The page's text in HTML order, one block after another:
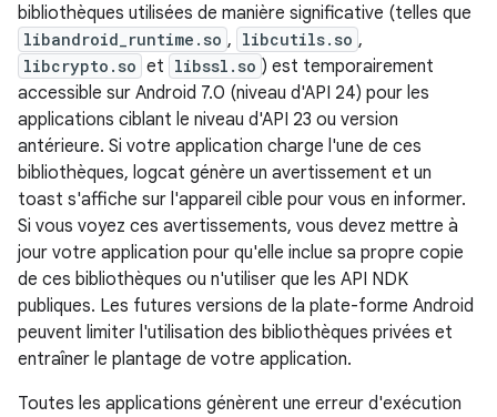
bibliothèques utilisées de manière significative (telles que
libandroid_runtime.so , libcutils.so ,
libcrypto.so et libssl.so ) est temporairement
accessible sur Android 7.0 (niveau d'API 24) pour les
applications ciblant le niveau d'API 23 ou version
antérieure. Si votre application charge l'une de ces
bibliothèques, logcat génère un avertissement et un
toast s'affiche sur l'appareil cible pour vous en informer.
Si vous voyez ces avertissements, vous devez mettre à
jour votre application pour qu'elle inclue sa propre copie
de ces bibliothèques ou n'utiliser que les API NDK
publiques. Les futures versions de la plate-forme Android
peuvent limiter l'utilisation des bibliothèques privées et
entraîner le plantage de votre application.
Toutes les applications génèrent une erreur d'exécution